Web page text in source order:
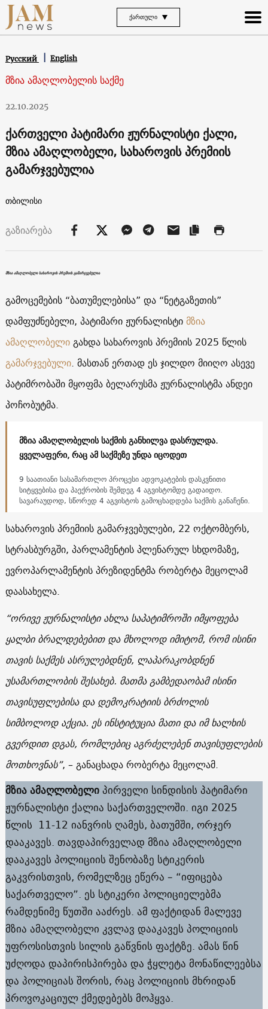
ᲥᲐᲠᲗᲣᲚᲘ
Русский English
მზია ამაღლობელის საქმე
22.10.2025
ქართველი პატიმარი ჟურნალისტი ქალი,
მზია ამაღლობელი, სახაროვის პრემიის
გამარჯვებულია
თბილისი
გაზიარება
მზია ამაღლობელი სახაროვის პრემიის გამარჯვებულია
გამოცემების “ბათუმელებისა” და “ნეტგაზეთის”
დამფუძნებელი, პატიმარი ჟურნალისტიმზია
ამაღლობელიგახდა სახაროვის პრემიის 2025 წლის
გამარჯვებული. მასთან ერთად ეს ჯილდო მიიღო ასევე
პატიმრობაში მყოფმა ბელარუსმა ჟურნალისტმა ანდეი
პოჩობუტმა.
მზია ამაღლობელის საქმის განხილვა დასრულდა.
ყველაფერი, რაც ამ საქმეზე უნდა იცოდეთ
9 საათიანი სასამართლო პროცესი ადვოკატების დასკვნითი
სიტყვებისა და პაექრობის შემდეგ 4 აგვისტომდე გადაიდო.
სავარაუდოდ, სწორედ 4 აგვისტოს გამოცხადდება საქმის განაჩენი.
სახაროვის პრემიის გამარჯვებულები, 22 ოქტომბერს,
სტრასბურგში, პარლამენტის პლენარულ სხდომაზე,
ევროპარლამენტის პრეზიდენტმა რობერტა მეცოლამ
დაასახელა.
“ორივე ჟურნალისტი ახლა საპატიმროში იმყოფება
ყალბი ბრალდებებით და მხოლოდ იმიტომ, რომ ისინი
თავის საქმეს ასრულებდნენ, ლაპარაკობდნენ
უსამართლობის შესახებ. მათმა გამბედაობამ ისინი
თავისუფლებისა და დემოკრატიის ბრძოლის
სიმბოლოდ აქცია. ეს ინსტიტუცია მათი და იმ ხალხის
გვერდით დგას, რომლებიც აგრძელებენ თავისუფლების
მოთხოვნას”, – განაცხადა რობერტა მეცოლამ.
მზია ამაღლობელიპირველი სინდისის პატიმარი
ჟურნალისტი ქალია საქართველოში. იგი 2025
წლის 11-12 იანვრის ღამეს, ბათუმში, ორჯერ
დააკავეს. თავდაპირველად მზია ამაღლობელი
დააკავეს პოლიციის შენობაზე სტიკერის
გაკვრისთვის, რომელზეც ეწერა – “იფიცება
საქართველო”. ეს სტიკერი პოლიციელებმა
რამდენიმე წუთში ააძრეს. ამ ფაქტიდან მალევე
მზია ამაღლობელი კვლავ დააკავეს პოლიციის
უფროსისთვის სილის გაწვნის ფაქტზე. ამას წინ
უძღოდა დაპირისპირება და ჭყლეტა მონაწილეებსა
და პოლიციას შორის, რაც პოლიციის მხრიდან
პროვოკაციულ ქმედებებს მოჰყვა.